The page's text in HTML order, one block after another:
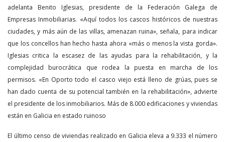
adelanta Benito Iglesias, presidente de la Federación Galega de
Empresas Inmobiliarias. «Aquí todos los cascos históricos de nuestras
ciudades, y más aún de las villas, amenazan ruina», señala, para indicar
que los concellos han hecho hasta ahora «más o menos la vista gorda».
Iglesias critica la escasez de las ayudas para la rehabilitación, y la
complejidad burocrática que rodea la puesta en marcha de los
permisos. «En Oporto todo el casco viejo está lleno de grúas, pues se
han dado cuenta de su potencial también en la rehabilitación», advierte
el presidente de los inmobiliarios. Más de 8.000 edificaciones y viviendas
están en Galicia en estado ruinoso
El último censo de viviendas realizado en Galicia eleva a 9.333 el número